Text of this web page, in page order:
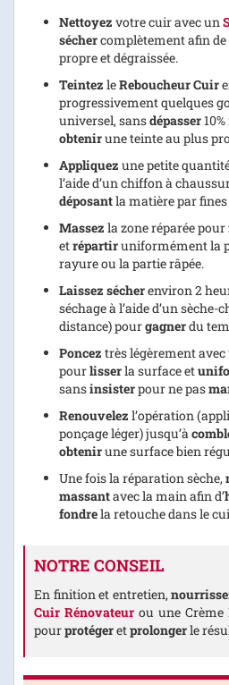
Nettoyez votre cuir avec un
séchercomplètement afin
propre et dégraissée.
Teintez leReboucheur Cuir
progressivement quelques
universel, sansdépasser
obtenirune teinte au plus
Appliquez une petite
l’aide d’un chiffon à
déposantla matière par
Massez la zone réparée pour
etrépartiruniformément la
rayure ou la partie râpée.
Laissez sécherenviron 2
séchage à l’aide d’un sèche-
distance) pourgagnerdu
Poncez très légèrement
pourlisserla surface et
sansinsisterpour ne pas
Renouvelez l’opération
ponçage léger) jusqu’à
obtenirune surface bien
Une fois la réparation sèche,
massantavec la main afin d’
fondrela retouche dans le
NOTRE CONSEIL
En finition et entretien,
Cuir Rénovateur ou une Crème
pourprotégeretprolongerle